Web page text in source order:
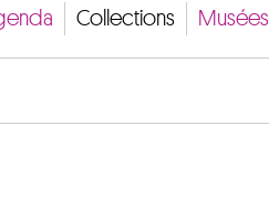
Collections Musées